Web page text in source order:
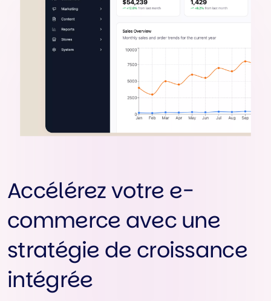
Accélérez votre e-
commerce avec une
stratégie de croissance
intégrée